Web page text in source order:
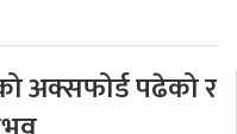
अक्सफोर्ड पढेको र